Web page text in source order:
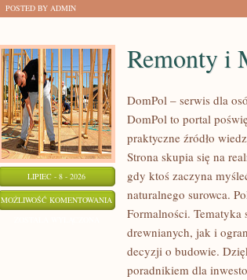
POSTED BY ADMIN
LIPIEC - 8 - 2026
MOŻLIWOŚĆ KOMENTOWANIA REMONTY
MODERNIZACJE
Remonty i
DomPol – serwis dla
DomPol to portal
praktyczne źródło
Strona skupia się na
gdy ktoś zaczyna
naturalnego surowca.
Formalności.
drewnianych, jak i
decyzji o budowie.
poradnikiem dla